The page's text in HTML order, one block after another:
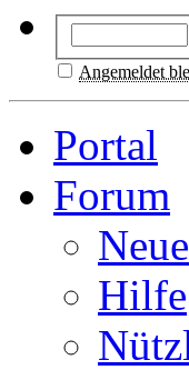
Angemeldet
Portal
Forum
Hilfe